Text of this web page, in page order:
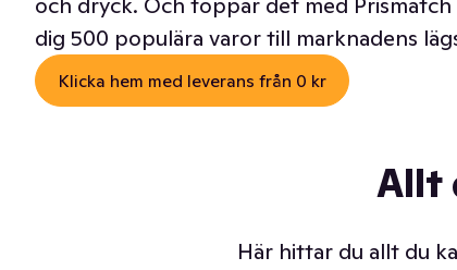
dig 500 populära varor till marknadens
Klicka hem med leverans från 0 kr
Allt
Här hittar du allt du